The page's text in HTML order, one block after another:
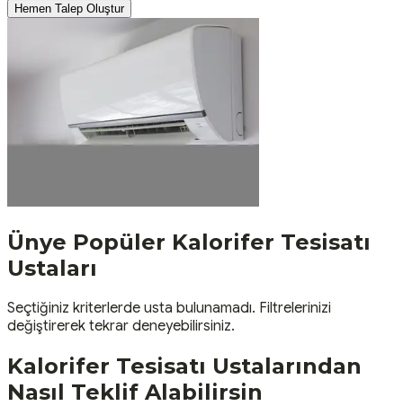
Hemen Talep Oluştur
Ünye Popüler Kalorifer Tesisatı
Ustaları
Seçtiğiniz kriterlerde usta bulunamadı. Filtrelerinizi
değiştirerek tekrar deneyebilirsiniz.
Kalorifer Tesisatı Ustalarından
Nasıl Teklif Alabilirsin